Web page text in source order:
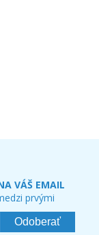
VÁŠ EMAIL
prvými
Odoberať